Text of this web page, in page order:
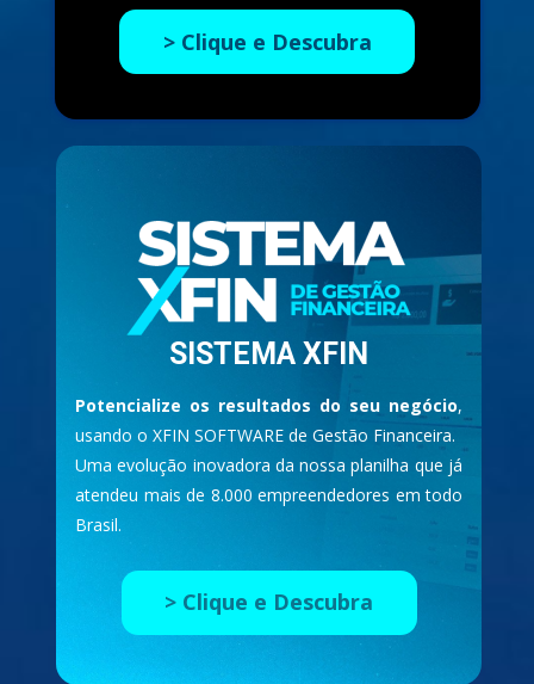
> Clique e Descubra
SISTEMA XFIN
Potencialize os resultados do seu negócio,
usando o XFIN SOFTWARE de Gestão Financeira.
Uma evolução inovadora da nossa planilha que já
atendeu mais de 8.000 empreendedores em todo
Brasil.
> Clique e Descubra